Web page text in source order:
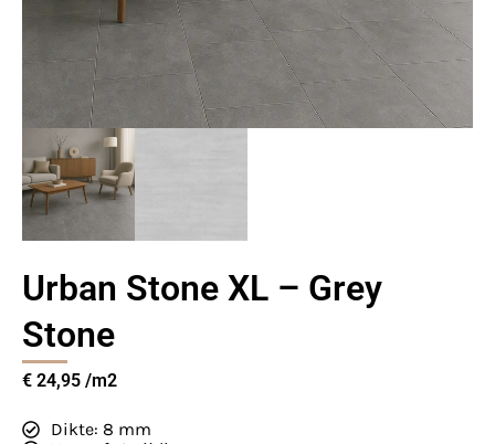
Urban Stone XL – Grey
Stone
€ 24,95
Dikte: 8 mm